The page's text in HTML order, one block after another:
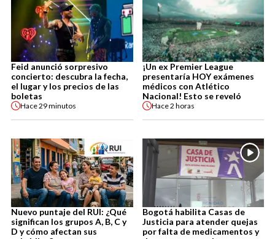
Feid anunció sorpresivo
concierto: descubra la fecha,
el lugar y los precios de las
boletas
Hace29 minutos
¡Un ex Premier League
presentaría HOY exámenes
médicos con Atlético
Nacional! Esto se reveló
Hace2 horas
Nuevo puntaje del RUI: ¿Qué
significan los grupos A, B, C y
D y cómo afectan sus
Bogotá habilita Casas de
Justicia para atender quejas
por falta de medicamentos y